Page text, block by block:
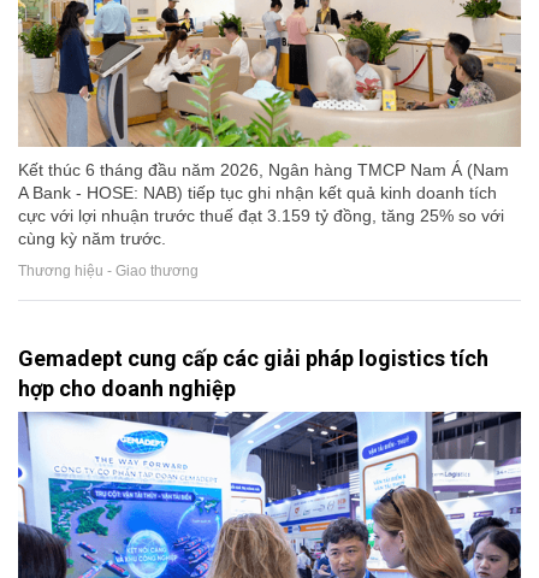
Kết thúc 6 tháng đầu năm 2026, Ngân hàng TMCP Nam Á (Nam
A Bank - HOSE: NAB) tiếp tục ghi nhận kết quả kinh doanh tích
cực với lợi nhuận trước thuế đạt 3.159 tỷ đồng, tăng 25% so với
cùng kỳ năm trước.
Thương hiệu - Giao thương
Gemadept cung cấp các giải pháp logistics tích
hợp cho doanh nghiệp